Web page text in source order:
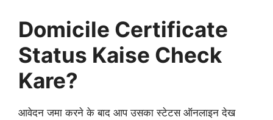
Domicile Certificate
Status Kaise Check
Kare?
आवेदन जमा करने के बाद आप उसका स्टेटस ऑनलाइन देख